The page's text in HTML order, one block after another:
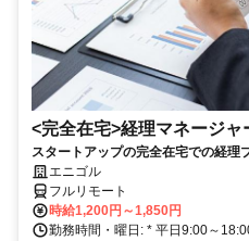
<完全在宅>経理マネージャ
スタートアップの完全在宅での経理
エニゴル
フルリモート
時給1,200円～1,850円
勤務時間・曜日: * 平日9:00～